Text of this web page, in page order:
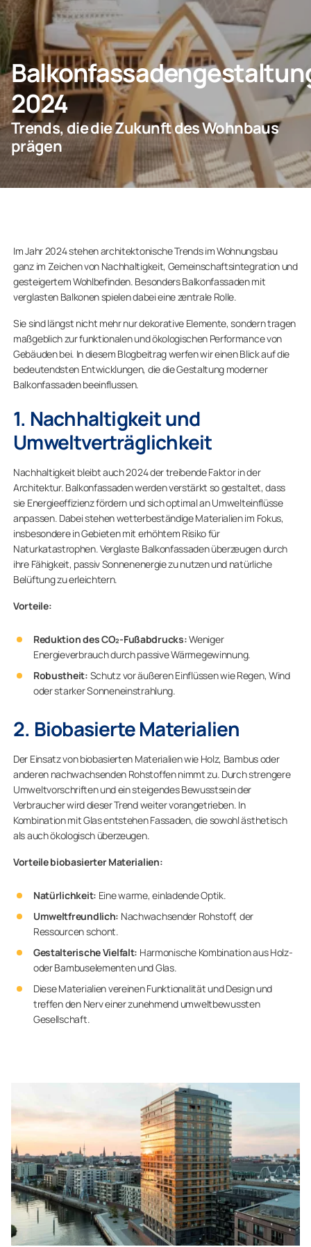
Privatkunden
Unternehmen
KONTAKT
2024
Trends, die die Zukunft des Wohnbaus
prägen
Im Jahr 2024 stehen architektonische Trends im Wohnungsbau
ganz im Zeichen von Nachhaltigkeit, Gemeinschaftsintegration und
gesteigertem Wohlbefinden. Besonders Balkonfassaden mit
verglasten Balkonen spielen dabei eine zentrale Rolle.
Sie sind längst nicht mehr nur dekorative Elemente, sondern tragen
maßgeblich zur funktionalen und ökologischen Performance von
Gebäuden bei. In diesem Blogbeitrag werfen wir einen Blick auf die
bedeutendsten Entwicklungen, die die Gestaltung moderner
Balkonfassaden beeinflussen.
1. Nachhaltigkeit und
Umweltverträglichkeit
Nachhaltigkeit bleibt auch 2024 der treibende Faktor in der
Architektur. Balkonfassaden werden verstärkt so gestaltet, dass
sie Energieeffizienz fördern und sich optimal an Umwelteinflüsse
anpassen. Dabei stehen wetterbeständige Materialien im Fokus,
insbesondere in Gebieten mit erhöhtem Risiko für
Naturkatastrophen. Verglaste Balkonfassaden überzeugen durch
ihre Fähigkeit, passiv Sonnenenergie zu nutzen und natürliche
Belüftung zu erleichtern.
Vorteile:
Reduktion des CO₂-Fußabdrucks:Weniger
Energieverbrauch durch passive Wärmegewinnung.
Robustheit: Schutz vor äußeren Einflüssen wie Regen, Wind
oder starker Sonneneinstrahlung.
2. Biobasierte Materialien
Der Einsatz von biobasierten Materialien wie Holz, Bambus oder
anderen nachwachsenden Rohstoffen nimmt zu. Durch strengere
Umweltvorschriften und ein steigendes Bewusstsein der
Verbraucher wird dieser Trend weiter vorangetrieben. In
Kombination mit Glas entstehen Fassaden, die sowohl ästhetisch
als auch ökologisch überzeugen.
Vorteile biobasierter Materialien:
Natürlichkeit: Eine warme, einladende Optik.
Umweltfreundlich: Nachwachsender Rohstoff, der
Ressourcen schont.
Gestalterische Vielfalt: Harmonische Kombination aus Holz-
oder Bambuselementen und Glas.
Diese Materialien vereinen Funktionalität und Design und
treffen den Nerv einer zunehmend umweltbewussten
Gesellschaft.